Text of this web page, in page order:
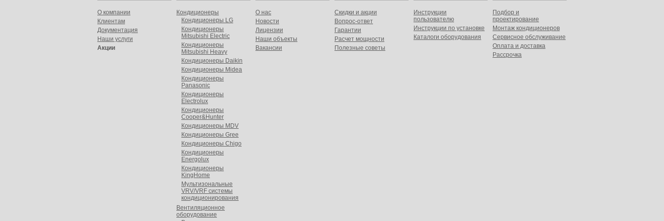
О компании
Клиентам
Документация
Наши услуги
Акции
Кондиционеры
Кондиционеры LG
Кондиционеры
Mitsubishi Electric
Кондиционеры
Mitsubishi Heavy
Кондиционеры Daikin
Кондиционеры Midea
Кондиционеры
Panasonic
Кондиционеры
Electrolux
Кондиционеры
Cooper&Hunter
Кондиционеры MDV
Кондиционеры Gree
Кондиционеры Chigo
Кондиционеры
Energolux
Кондиционеры
KingHome
Мультизональные
VRV/VRF cистемы
кондиционирования
Вентиляционное
оборудование
О нас
Новости
Лицензии
Наши объекты
Вакансии
Скидки и акции
Вопрос-ответ
Гарантии
Расчет мощности
Полезные советы
Инструкции
пользователю
Инструкции по установке
Каталоги оборудования
Подбор и
проектирование
Монтаж кондиционеров
Сервисное обслуживание
Оплата и доставка
Рассрочка